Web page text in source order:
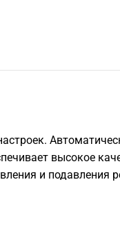
высокое
и подавления